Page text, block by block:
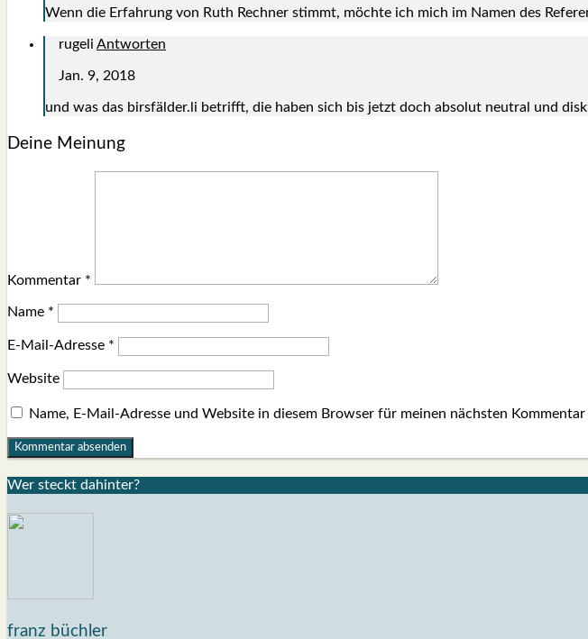
Wenn die Erfah­rung von Ruth Rech­ner stimmt, möch­te ich mich im Namen des
rugeli Antworten
Jan. 9, 2018
und was das birsfälder.li betrifft, die haben sich bis jetzt doch abso­lut neu­tral und
Deine Meinung
Kommentar *
Name *
E-Mail-Adresse *
Website
Name, E-Mail-Adresse und Website in diesem Browser für meinen nächsten Kommentar
Wer steckt dahin­ter?
franz büchler